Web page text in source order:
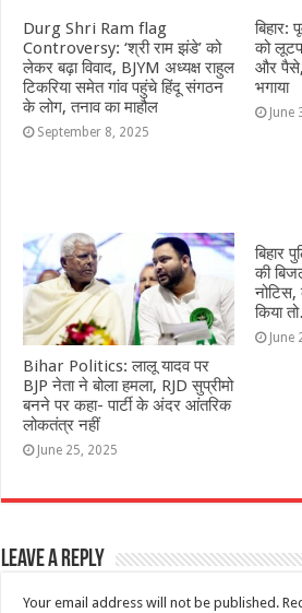
Durg Shri Ram flag
Controversy: ‘श्री राम झंडे’ को
लेकर बढ़ा विवाद, BJYM अध्यक्ष राहुल
टिकरिया समेत गांव पहुंचे हिंदू संगठन
के लोग, तनाव का माहौल
September 8, 2025
बिहार:
को
और
भगाया
June
Bihar Politics: लालू यादव पर
BJP नेता ने बोला हमला, RJD सुप्रीमो
बनने पर कहा- पार्टी के अंदर आंतरिक
लोकतंत्र नहीं
June 25, 2025
बिहार
की
किया
June
Leave a Reply
Your email address will not be published.